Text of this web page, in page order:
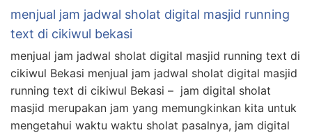
menjual jam jadwal sholat digital masjid running
text di cikiwul bekasi
menjual jam jadwal sholat digital masjid running text di
cikiwul Bekasi menjual jam jadwal sholat digital masjid
running text di cikiwul Bekasi – jam digital sholat
masjid merupakan jam yang memungkinkan kita untuk
mengetahui waktu waktu sholat pasalnya, jam digital